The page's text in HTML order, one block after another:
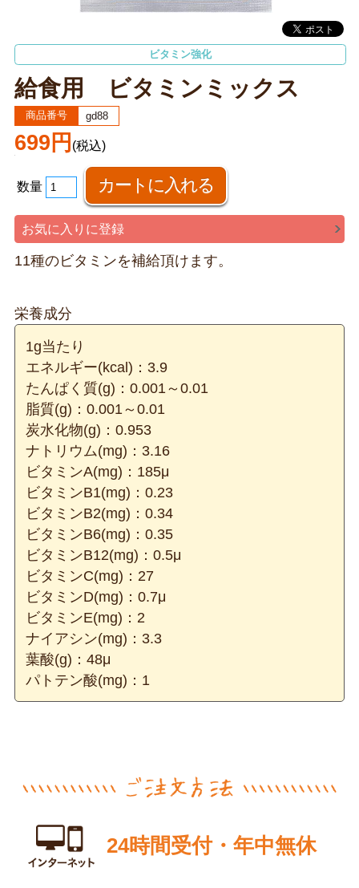
ビタミン強化
給食用 ビタミンミックス
商品番号 gd88
699円 (税込)
数量
お気に入りに登録
11種のビタミンを補給頂けます。
栄養成分
1g当たり
エネルギー(kcal)：3.9
たんぱく質(g)：0.001～0.01
脂質(g)：0.001～0.01
炭水化物(g)：0.953
ナトリウム(mg)：3.16
ビタミンA(mg)：185μ
ビタミンB1(mg)：0.23
ビタミンB2(mg)：0.34
ビタミンB6(mg)：0.35
ビタミンB12(mg)：0.5μ
ビタミンC(mg)：27
ビタミンD(mg)：0.7μ
ビタミンE(mg)：2
ナイアシン(mg)：3.3
葉酸(g)：48μ
パトテン酸(mg)：1
24時間受付・年中無休